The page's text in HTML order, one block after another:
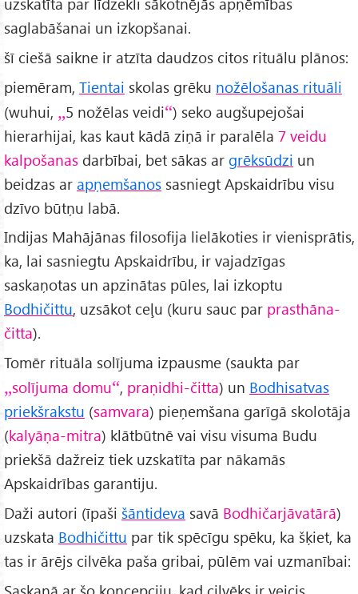
saglabāšanai un izkopšanai.
šī ciešā saikne ir atzīta daudzos citos rituālu plānos:
piemēram, Tientai skolas grēku nožēlošanas rituāli
(wuhui,
5 nožēlas veidi ) seko augšupejošai
hierarhijai, kas kaut kādā ziņā ir paralēla 7 veidu
kalpošanas darbībai, bet sākas ar grēksūdzi un
beidzas ar apņemšanos sasniegt Apskaidrību visu
dzīvo būtņu labā.
Indijas Mahājānas filosofija lielākoties ir vienisprātis,
ka, lai sasniegtu Apskaidrību, ir vajadzīgas
saskaņotas un apzinātas pūles, lai izkoptu
Bodhičittu, uzsākot ceļu (kuru sauc par prasthāna-
čitta).
Tomēr rituāla solījuma izpausme (saukta par
solījuma domu , praṇidhi-čitta) un Bodhisatvas
priekšrakstu (samvara) pieņemšana garīgā skolotāja
(kalyāṇa-mitra) klātbūtnē vai visu visuma Budu
priekšā dažreiz tiek uzskatīta par nākamās
Apskaidrības garantiju.
Daži autori (īpaši šāntideva savā Bodhičarjāvatārā)
uzskata Bodhičittu par tik spēcīgu spēku, ka šķiet, ka
tas ir ārējs cilvēka paša gribai, pūlēm vai uzmanībai: